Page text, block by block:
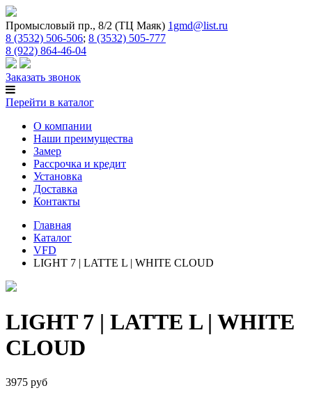
Промысловый пр., 8/2 (ТЦ Маяк) 1gmd@list.ru
8 (3532) 506-506; 8 (3532) 505-777
8 (922) 864-46-04
Заказать звонок
Перейти в каталог
О компании
Наши преимущества
Замер
Рассрочка и кредит
Установка
Доставка
Контакты
Главная
Каталог
VFD
LIGHT 7 | LATTE L | WHITE CLOUD
LIGHT 7 | LATTE L | WHITE
CLOUD
3975 руб